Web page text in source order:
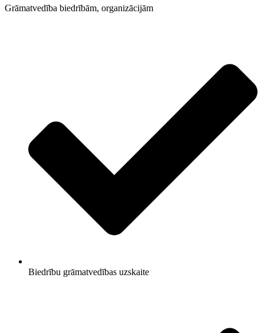
Grāmatvedība biedrībām, organizācijām
Biedrību grāmatvedības uzskaite